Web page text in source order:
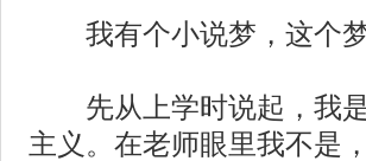
我有个小说梦，这个梦
先从上学时说起，我是
主义。在老师眼里我不是